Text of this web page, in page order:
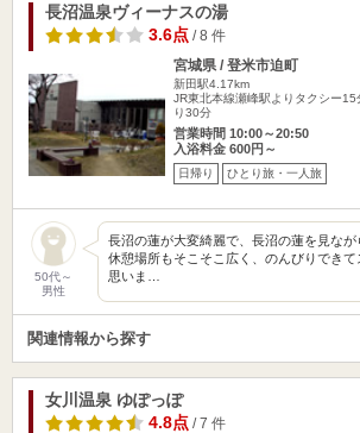
長沼温泉ヴィーナスの湯
3.6点/ 8 件
宮城県 / 登米市迫町
新田駅4.17km
JR東北本線瀬峰駅よりタクシー15
り30分
営業時間 10:00～20:50
入浴料金 600円～
日帰り ひとり旅・一人旅
50代～
男性
長沼の蓮が大変綺麗で、長沼の蓮を見なが
休憩場所もそこそこ広く、のんびりできて
思いま…
関連情報から探す
女川温泉 ゆぽっぽ
4.8点/ 7 件